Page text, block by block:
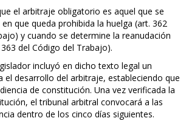
el arbitraje obligatorio es aquel que se
que queda prohibida la huelga (art. 362
y cuando se determine la reanudación
del Código del Trabajo).
incluyó en dicho texto legal un
el desarrollo del arbitraje, estableciendo que
de constitución. Una vez verificada la
el tribunal arbitral convocará a las
dentro de los cinco días siguientes.